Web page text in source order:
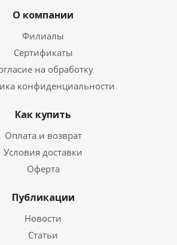
О компании
Филиалы
Сертификаты
на обработку
конфиденциальности
Как купить
Оплата и возврат
Условия доставки
Оферта
Публикации
Новости
Статьи